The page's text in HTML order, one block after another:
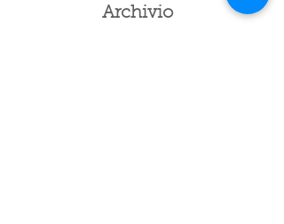
Archivio